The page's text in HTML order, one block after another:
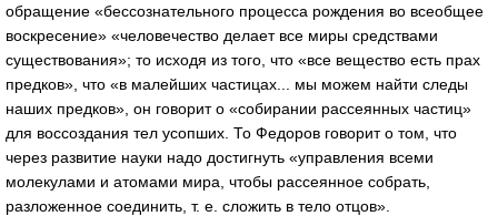
обращение «бессознательного процесса рождения во всеобщее
воскресение» «человечество делает все миры средствами
существования»; то исходя из того, что «все вещество есть прах
предков», что «в малейших частицах... мы можем найти следы
наших предков», он говорит о «собирании рассеянных частиц»
для воссоздания тел усопших. То Федоров говорит о том, что
через развитие науки надо достигнуть «управления всеми
молекулами и атомами мира, чтобы рассеянное собрать,
разложенное соединить, т. е. сложить в тело отцов».